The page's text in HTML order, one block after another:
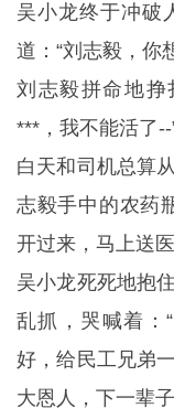
吴小龙终于冲破
道：“刘志毅，你
刘志毅拼命地挣
***，我不能活了--
白天和司机总算
志毅手中的农药
开过来，马上送
吴小龙死死地抱
乱抓，哭喊着：
好，给民工兄弟
大恩人，下一辈